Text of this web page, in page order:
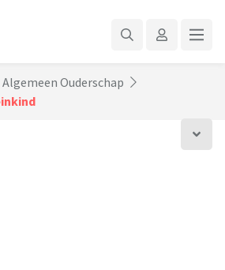
Algemeen Ouderschap